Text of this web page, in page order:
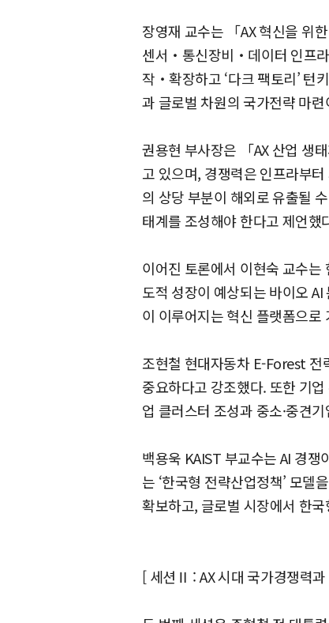
장영재 교수는 「AX 혁신을 위
센서‧통신장비‧데이터 인프라
작‧확장하고 ‘다크 팩토리’ 턴
과 글로벌 차원의 국가전략 마
권용현 부사장은 「AX 산업 생
고 있으며, 경쟁력은 인프라부
의 상당 부분이 해외로 유출될
태계를 조성해야 한다고 제언했
이어진 토론에서 이현숙 교수
도적 성장이 예상되는 바이오
이 이루어지는 혁신 플랫폼으
조현철 현대자동차 E-Forest 전
중요하다고 강조했다. 또한 기
업 클러스터 조성과 중소·중견
백용욱 KAIST 부교수는 AI 경
는 ‘한국형 전략산업정책’ 모
확보하고, 글로벌 시장에서 한
[ 세션Ⅱ : AX 시대 국가경쟁력